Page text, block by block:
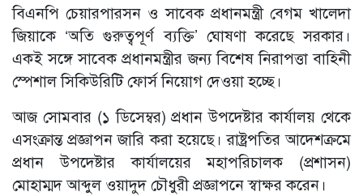
বিএনপি চেয়ারপারসন ও সাবেক প্রধানমন্ত্রী বেগম খালেদা
জিয়াকে ‘অতি গুরুত্বপূর্ণ ব্যক্তি’ ঘোষণা করেছে সরকার।
একই সঙ্গে সাবেক প্রধানমন্ত্রীর জন্য বিশেষ নিরাপত্তা বাহিনী
স্পেশাল সিকিউরিটি ফোর্স নিয়োগ দেওয়া হচ্ছে।
আজ সোমবার (১ ডিসেম্বর) প্রধান উপদেষ্টার কার্যালয় থেকে
এসংক্রান্ত প্রজ্ঞাপন জারি করা হয়েছে। রাষ্ট্রপতির আদেশক্রমে
প্রধান উপদেষ্টার কার্যালয়ের মহাপরিচালক (প্রশাসন)
মোহাম্মদ আব্দুল ওয়াদুদ চৌধুরী প্রজ্ঞাপনে স্বাক্ষর করেন।